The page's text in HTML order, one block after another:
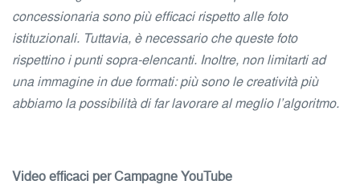
concessionaria sono più efficaci rispetto alle foto
istituzionali. Tuttavia, è necessario che queste foto
rispettino i punti sopra-elencanti. Inoltre, non limitarti ad
una immagine in due formati: più sono le creatività più
abbiamo la possibilità di far lavorare al meglio l’algoritmo.
Video efficaci per Campagne YouTube